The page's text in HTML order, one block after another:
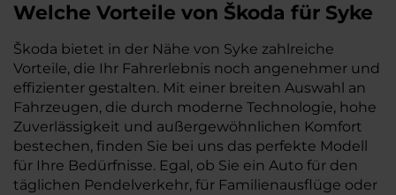
Welche Vorteile von Škoda für Syke
Škoda bietet in der Nähe von Syke zahlreiche
Vorteile, die Ihr Fahrerlebnis noch angenehmer und
effizienter gestalten. Mit einer breiten Auswahl an
Fahrzeugen, die durch moderne Technologie, hohe
Zuverlässigkeit und außergewöhnlichen Komfort
bestechen, finden Sie bei uns das perfekte Modell
für Ihre Bedürfnisse. Egal, ob Sie ein Auto für den
täglichen Pendelverkehr, für Familienausflüge oder